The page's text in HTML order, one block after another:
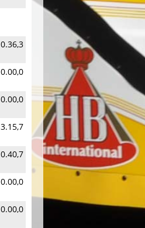
0.36,3
0.00,0
0.00,0
3.15,7
0.40,7
0.00,0
0.00,0